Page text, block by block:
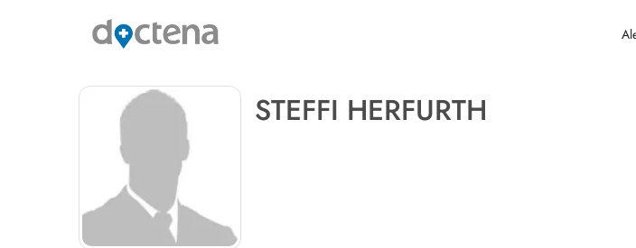
STEFFI HERFURTH